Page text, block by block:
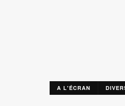
A L'ÉCRAN